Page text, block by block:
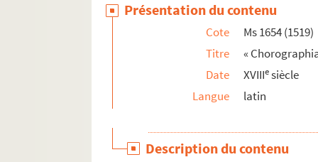
Ms 1682 (1547). « Libro de la obra de la
Ms 1683 (1548). Somme de Prévostin de
Ms 1684 (1549). « Délibéra(tions) de la
Présentation du contenu
Cote
Ms 1654 (1519)
Titre
«
Date
XVIIIesiècle
Langue
latin
Description du contenu